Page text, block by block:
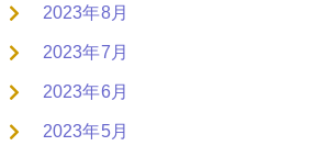
2023年8月
2023年7月
2023年6月
2023年5月